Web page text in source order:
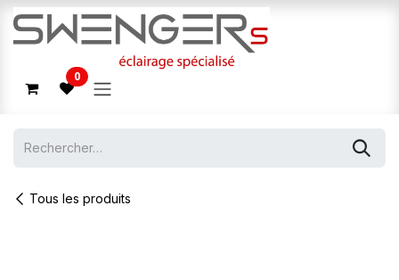
Se rendre au contenu
0
Tous les produits